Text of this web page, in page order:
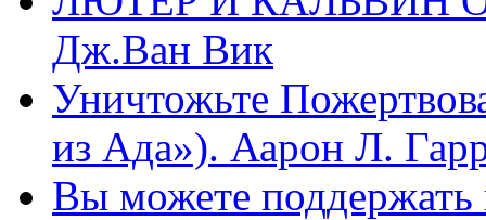
Дж.Ван Вик
Уничтожьте
из Ада»). Аарон Л.
Вы можете